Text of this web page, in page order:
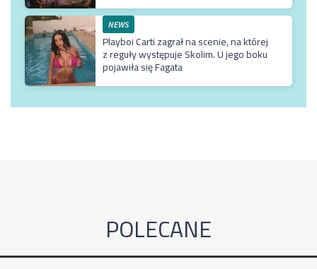
kanału Wielkie Joł
NEWS
Playboi Carti zagrał na scenie, na której
z reguły występuje Skolim. U jego boku
pojawiła się Fagata
POLECANE